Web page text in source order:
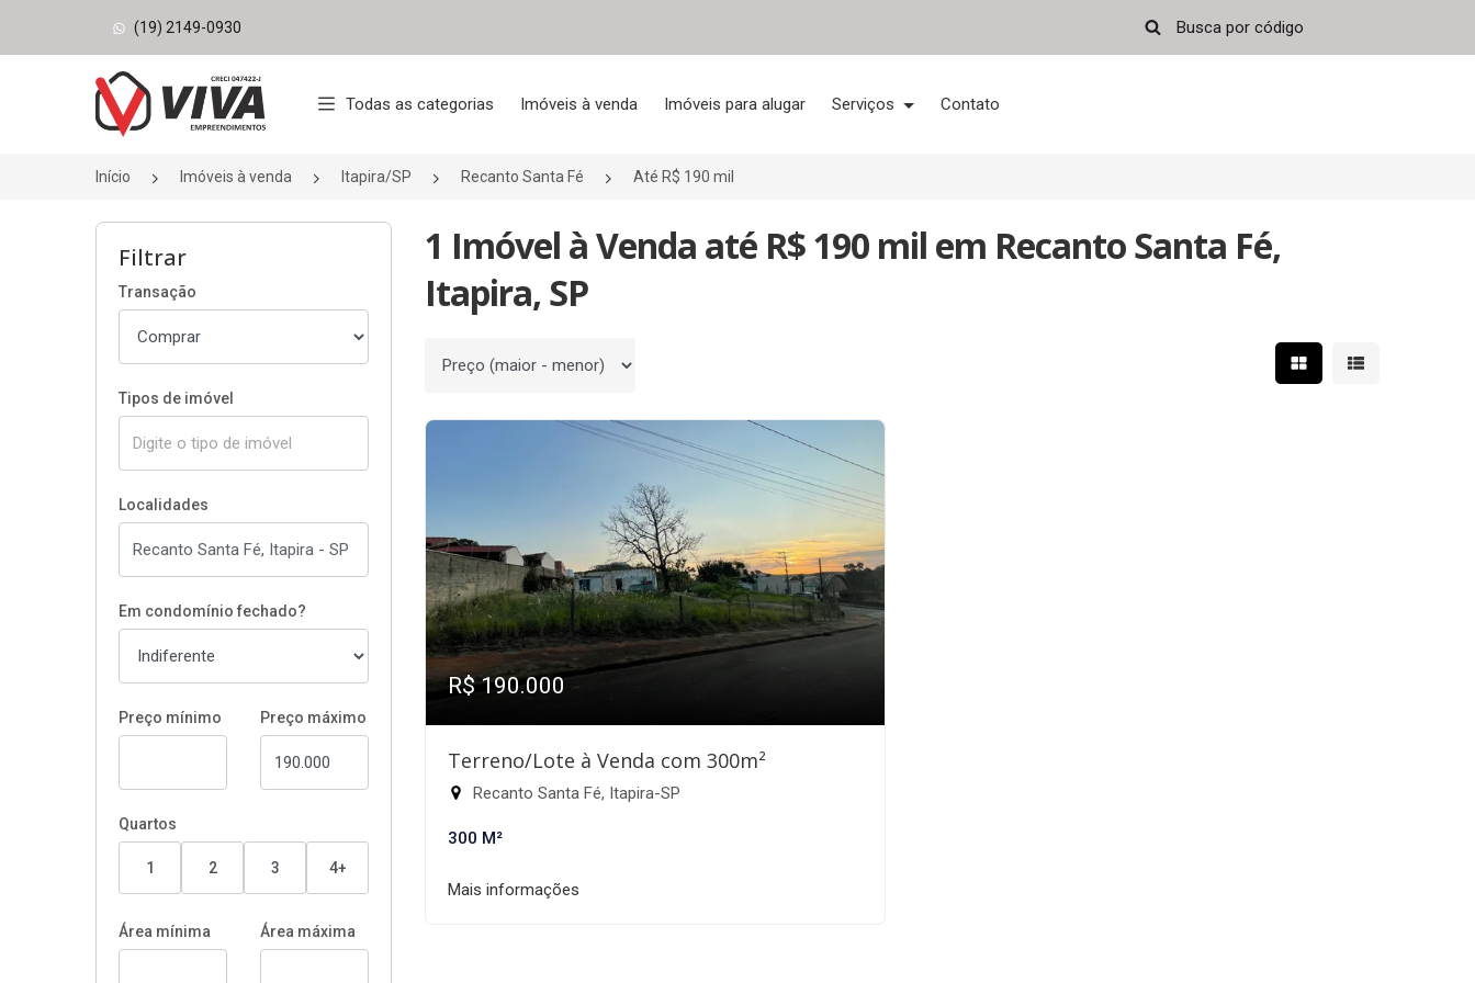
(19) 2149-0930
Página inicial
Todas as categorias Imóveis à venda Imóveis para alugar Serviços Contato
Início Imóveis à venda Itapira/SP Recanto Santa Fé Até R$ 190 mil
Filtrar
Transação
Tipos de imóvel
Localidades
Em condomínio fechado?
Preço mínimo Preço máximo
Quartos
1 2 3 4+
Área mínima Área máxima
1 Imóvel à Venda até R$ 190 mil em Recanto Santa Fé,
Itapira, SP
Ordenar por Mostrar resultados em
Mostrar
R$ 190.000
Terreno/Lote à Venda com 300m²
Recanto Santa Fé, Itapira-SP
300 M²
Mais informações